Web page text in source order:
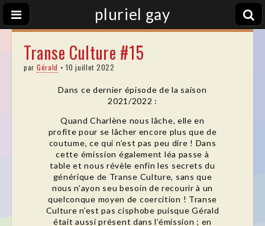
pluriel gay
Transe Culture #15
par Gérald •10 juillet 2022
Dans ce dernier épisode de la saison
2021/2022 :
Quand Charlène nous lâche, elle en
profite pour se lâcher encore plus que de
coutume, ce qui n’est pas peu dire ! Dans
cette émission également léa passe à
table et nous révèle enfin les secrets du
générique de Transe Culture, sans que
nous n’ayon seu besoin de recourir à un
quelconque moyen de coercition ! Transe
Culture n’est pas cisphobe puisque Gérald
était aussi présent dans l’émission ; en